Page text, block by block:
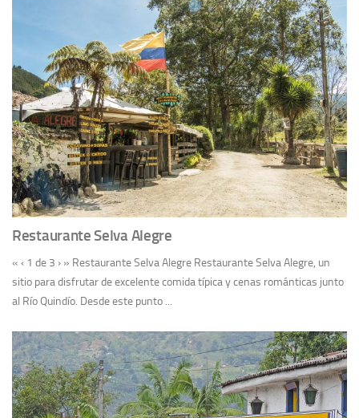
Restaurante Selva Alegre
« ‹ 1 de 3 › » Restaurante Selva Alegre Restaurante Selva Alegre, un
sitio para disfrutar de excelente comida típica y cenas románticas junto
al Río Quindío. Desde este punto ...